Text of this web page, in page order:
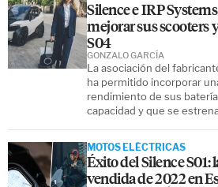
Silence e IRP
mejorar sus scooters
S04
La asociación del
ha permitido incorporar
rendimiento de sus
capacidad y que se
GONZALO GARCÍA
MOTOS ELÉCTRICAS
Éxito del Silence
vendida de 2022 en